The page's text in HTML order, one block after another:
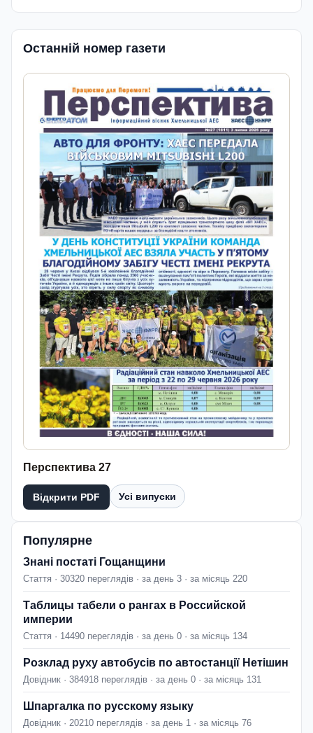
Останній номер газети
Перспектива 27
Відкрити PDF Усі випуски
Популярне
Знані постаті Гощанщини
Стаття · 30320 переглядів · за день 3 · за місяць 220
Таблицы табели о рангах в Российской
империи
Стаття · 14490 переглядів · за день 0 · за місяць 134
Розклад руху автобусів по автостанції Нетішин
Довідник · 384918 переглядів · за день 0 · за місяць 131
Шпаргалка по русскому языку
Довідник · 20210 переглядів · за день 1 · за місяць 76